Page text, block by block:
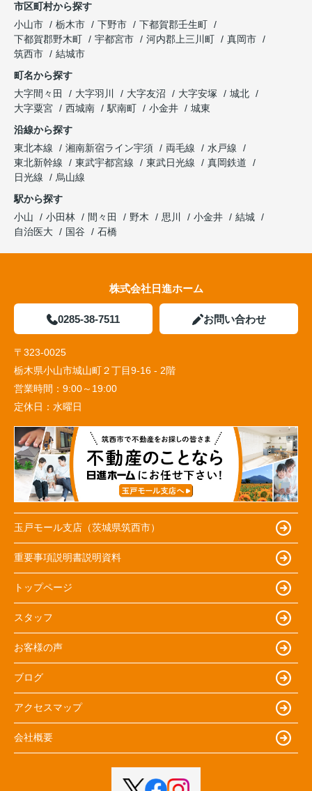
市区町村から探す
小山市
栃木市 下野市
下都賀郡壬生町
下都賀郡野木町
宇都宮市 河内郡上三川町
真岡市
筑西市
結城市
町名から探す
大字間々田
大字羽川 大字友沼 大字安塚
城北
大字粟宮
西城南 駅南町 小金井
城東
沿線から探す
東北本線
湘南新宿ライン宇須 両毛線
水戸線
東北新幹線
東武宇都宮線 東武日光線
真岡鉄道
日光線
烏山線
駅から探す
小山
小田林 間々田 野木 思川 小金井
結城
自治医大
国谷 石橋
株式会社日進ホーム
0285-38-7511 お問い合わせ
〒323-0025
栃木県小山市城山町２丁目9-16 - 2階
営業時間： 9:00～19:00
定休日： 水曜日
玉戸モール支店（茨城県筑西市）
重要事項説明書説明資料
トップページ
スタッフ
お客様の声
ブログ
アクセスマップ
会社概要